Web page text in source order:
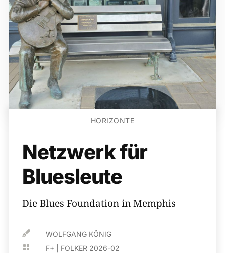
HORIZONTE
Netzwerk für
Bluesleute
Die Blues Foundation in Memphis
 WOLFGANG KÖNIG
 F+ FOLKER 2026-02